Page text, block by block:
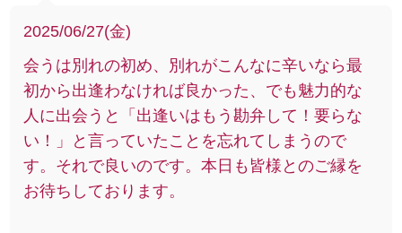
2025/06/27(金)
会うは別れの初め、別れがこんなに辛いなら最
初から出逢わなければ良かった、でも魅力的な
人に出会うと「出逢いはもう勘弁して！要らな
い！」と言っていたことを忘れてしまうので
す。それで良いのです。本日も皆様とのご縁を
お待ちしております。